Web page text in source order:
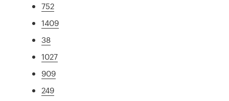
752
1409
38
1027
909
249